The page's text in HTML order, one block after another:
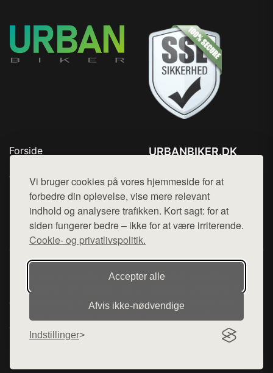
Vi bruger cookies på vores hjemmeside for at
forbedre din oplevelse, vise mere relevant
indhold og analysere trafikken. Kort sagt: for at
siden fungerer bedre – ikke for at være irriterende.
Cookie- og privatlivspolitik.
Accepter alle
Afvis ikke‑nødvendige
Indstillinger
Forside
Top Rabatter
Blog
Kontakt
URBANBIKER.DK
Mail: hej@want.dk
Cookie- og privatlivspolitik
Denne side er en del af want.dk, der udgiver en række
hjemmesider med præsentation af forskellige produkter fra
diverse webshops. Der sælges ikke varer fra denne side - vi
varerne på lager.